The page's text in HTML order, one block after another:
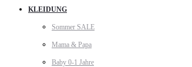
KLEIDUNG
Sommer SALE
Mama & Papa
Baby 0-1 Jahre